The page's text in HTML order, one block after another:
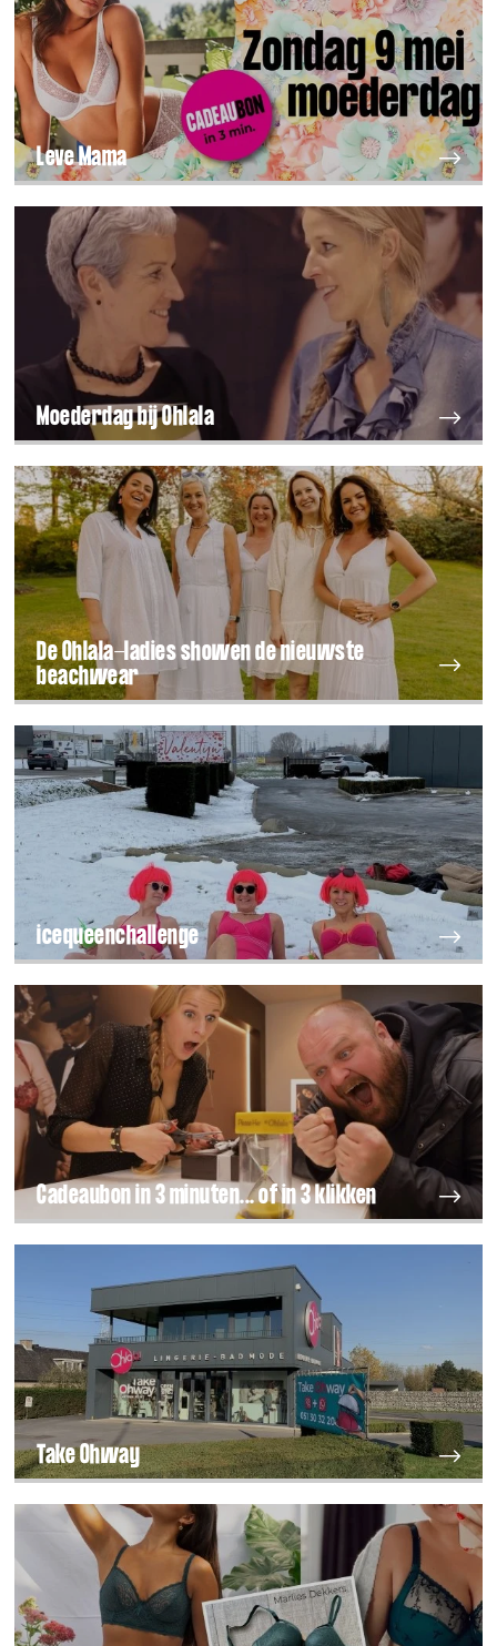
Leve Mama
Moederdag bij Ohlala
De Ohlala-ladies showen de nieuwste
beachwear
icequeenchallenge
Cadeaubon in 3 minuten... of in 3 klikken
Take Ohway